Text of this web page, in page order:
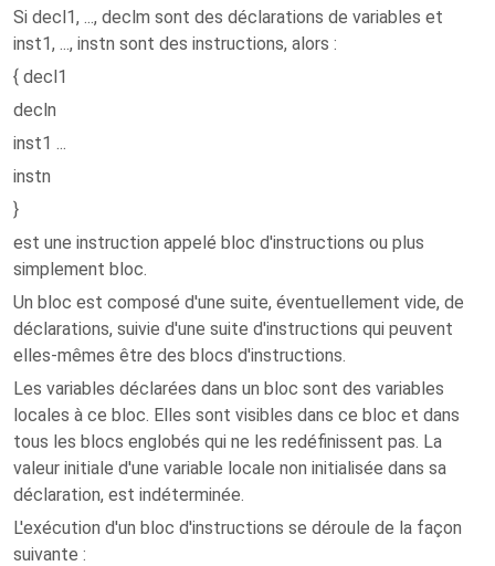
Si decl1, ..., declm sont des déclarations de variables et
inst1, ..., instn sont des instructions, alors :
{ decl1
decln
inst1 ...
instn
}
est une instruction appelé bloc d'instructions ou plus
simplement bloc.
Un bloc est composé d'une suite, éventuellement vide, de
déclarations, suivie d'une suite d'instructions qui peuvent
elles-mêmes être des blocs d'instructions.
Les variables déclarées dans un bloc sont des variables
locales à ce bloc. Elles sont visibles dans ce bloc et dans
tous les blocs englobés qui ne les redéfinissent pas. La
valeur initiale d'une variable locale non initialisée dans sa
déclaration, est indéterminée.
L'exécution d'un bloc d'instructions se déroule de la façon
suivante :